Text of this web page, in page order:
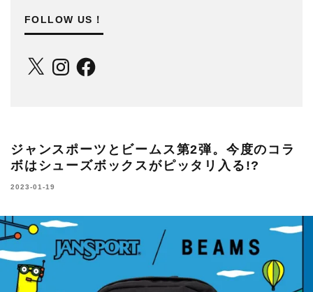
FOLLOW US！
X InstagramFacebook
ジャンスポーツとビームス第2弾。今度のコラ
ボはシューズボックスがピッタリ入る!?
2023-01-19